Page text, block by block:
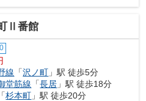
Ⅱ番館
線 「沢ノ町 」駅 徒歩5分
堂筋線 「長居 」駅 徒歩18分
「杉本町 」駅 徒歩20分